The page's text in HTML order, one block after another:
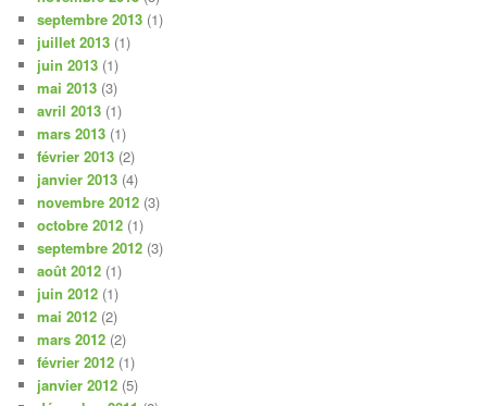
septembre 2013 (1)
juillet 2013 (1)
juin 2013 (1)
mai 2013 (3)
avril 2013 (1)
mars 2013 (1)
février 2013 (2)
janvier 2013 (4)
novembre 2012 (3)
octobre 2012 (1)
septembre 2012 (3)
août 2012 (1)
juin 2012 (1)
mai 2012 (2)
mars 2012 (2)
février 2012 (1)
janvier 2012 (5)